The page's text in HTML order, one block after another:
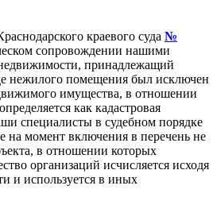
краевого суда №
сопровождении нашими
принадлежащий
нежилого помещения был исключен
имущества, в отношении
как кадастровая
специалисты в судебном порядке
на момент включения в перечень не
в отношении которых
организаций исчисляется исходя
и используется в иных